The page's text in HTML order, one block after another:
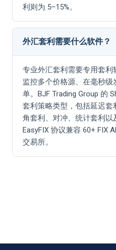
利则为 5–15%。
外汇套利需要什么软件？
专业外汇套利需要专用套
监控多个价格源、在毫秒
单。BJF Trading Group 的
套利策略类型，包括延迟
角套利、对冲、统计套利
EasyFIX 协议兼容 60+ FIX
交易所。